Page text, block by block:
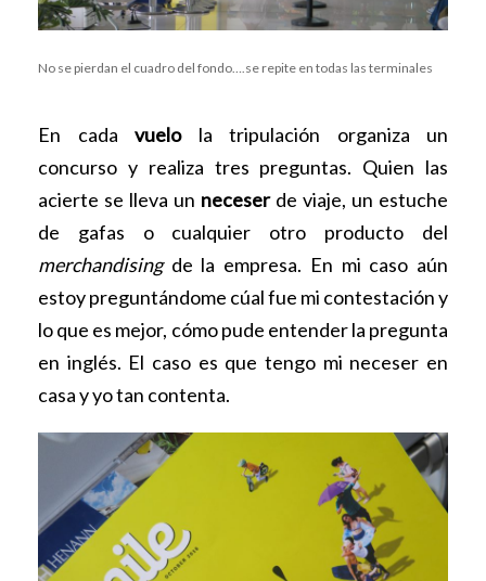
No se pierdan el cuadro del fondo….se repite en todas las terminales
En cada vuelola tripulación organiza un
concurso y realiza tres preguntas. Quien las
acierte se lleva un neceserde viaje, un estuche
de gafas o cualquier otro producto del
merchandisingde la empresa. En mi caso aún
estoy preguntándome cúal fue mi contestación y
lo que es mejor, cómo pude entender la pregunta
en inglés. El caso es que tengo mi neceser en
casa y yo tan contenta.